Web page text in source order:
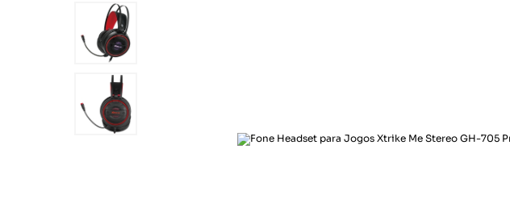
Esporte e lazer
Informática
Papelaria
Saúde e beleza
Segurança e monitoramento
Eletroportáteis